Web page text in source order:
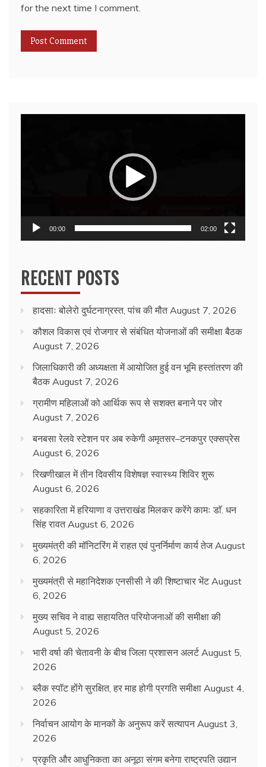
for the next time I comment.
00:00 02:00
RECENT POSTS
हादसाः बोलेरो दुर्घटनाग्रस्त, पांच की मौत August 7, 2026
कौशल विकास एवं रोजगार से संबंधित योजनाओं की समीक्षा बैठक
August 7, 2026
जिलाधिकारी की अध्यक्षता में आयोजित हुई वन भूमि हस्तांतरण की
बैठक August 7, 2026
ग्रामीण महिलाओं को आर्थिक रूप से सशक्त बनाने पर जोर
August 7, 2026
बनबसा रेलवे स्टेशन पर अब रुकेगी अमृतसर–टनकपुर एक्सप्रेस
August 6, 2026
रिखणीखाल में तीन दिवसीय विशेषज्ञ स्वास्थ्य शिविर शुरू
August 6, 2026
सहकारिता में हरियाणा व उत्तराखंड मिलकर करेंगे कामः डाॅ. धन
सिंह रावत August 6, 2026
मुख्यमंत्री की मॉनिटरिंग में राहत एवं पुनर्निर्माण कार्य तेज August
6, 2026
मुख्यमंत्री से महानिदेशक एनसीसी ने की शिष्टाचार भेंट August
6, 2026
मुख्य सचिव ने वाह्य सहायतित परियोजनाओं की समीक्षा की
August 5, 2026
भारी वर्षा की चेतावनी के बीच जिला प्रशासन अलर्ट August 5,
2026
ब्लैक स्पॉट होंगे सुरक्षित, हर माह होगी प्रगति समीक्षा August 4,
2026
निर्वाचन आयोग के मानकों के अनुरूप करें सत्यापन August 3,
2026
प्रकृति और आधुनिकता का अनूठा संगम बनेगा राष्ट्रपति उद्यान